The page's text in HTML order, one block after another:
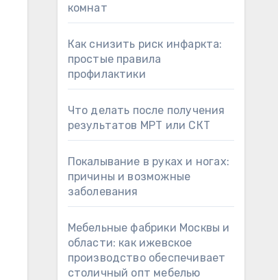
комнат
Как снизить риск инфаркта:
простые правила
профилактики
Что делать после получения
результатов МРТ или СКТ
Покалывание в руках и ногах:
причины и возможные
заболевания
Мебельные фабрики Москвы и
области: как ижевское
производство обеспечивает
столичный опт мебелью